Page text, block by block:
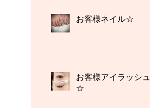
お客様ネイル☆
お客様アイラッシュ
☆